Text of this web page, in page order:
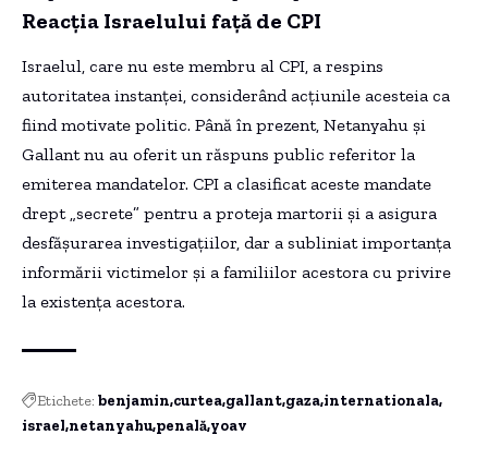
Reacția Israelului față de CPI
Israelul, care nu este membru al CPI, a respins
autoritatea instanței, considerând acțiunile acesteia ca
fiind motivate politic. Până în prezent, Netanyahu și
Gallant nu au oferit un răspuns public referitor la
emiterea mandatelor. CPI a clasificat aceste mandate
drept „secrete” pentru a proteja martorii și a asigura
desfășurarea investigațiilor, dar a subliniat importanța
informării victimelor și a familiilor acestora cu privire
la existența acestora.
Etichete: benjamin curtea gallant gaza internationala
israel netanyahu penală yoav